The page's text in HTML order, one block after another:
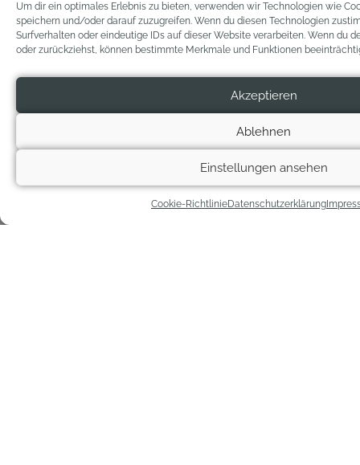
Um dir ein optimales Erlebnis zu bieten, verwenden wir Technologien wie
speichern und/oder darauf zuzugreifen. Wenn du diesen Technologien
Surfverhalten oder eindeutige IDs auf dieser Website verarbeiten. Wenn du
oder zurückziehst, können bestimmte Merkmale und Funktionen
Akzeptieren
Ablehnen
Einstellungen ansehen
Cookie-RichtlinieDatenschutzerklärung